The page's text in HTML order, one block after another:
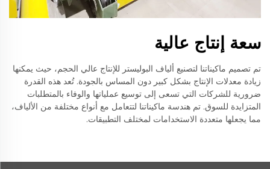
سعة إنتاج عالية
تم تصميم ماكيناتنا لتصنيع ألياف البوليستر للإنتاج عالي الحجم، حيث يمكنها
زيادة معدلات الإنتاج بشكل كبير دون المساس بالجودة. تُعد هذه القدرة
ضرورية للشركات التي تسعى إلى توسيع عملياتها والوفاء بالمتطلبات
المتزايدة للسوق. تم هندسة ماكيناتنا لتتعامل مع أنواع مختلفة من الألياف،
مما يجعلها متعددة الاستخدامات لمختلف التطبيقات.